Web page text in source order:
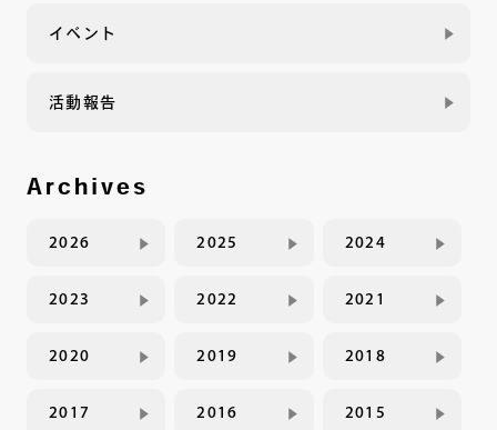
イベント
活動報告
Archives
2026 2025 2024
2023 2022 2021
2020 2019 2018
2017 2016 2015